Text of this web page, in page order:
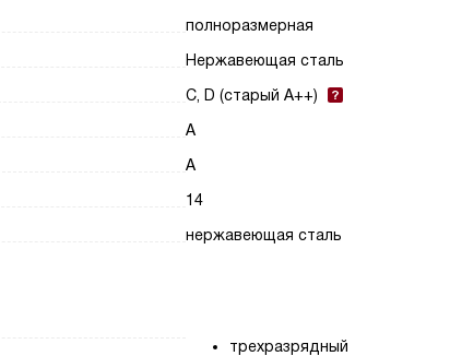
полноразмерная
Нержавеющая сталь
C, D (старый A++)
A
A
14
нержавеющая сталь
трехразрядный